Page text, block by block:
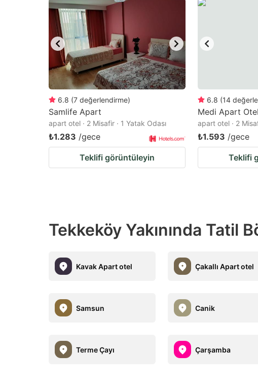
question
mark
key
to
get
the
keyboard
shortcuts
for
changing
dates.
for
dates.
6.8 (7 değerlendirme)
Samlife Apart
apart otel · 2 Misafir · 1 Yatak Odası
₺1.283 /gece
Teklifi görüntüleyin
6.8 (14
Medi Apart
apart otel · 2
₺1.593 /gece
Teklifi
Tekkeköy Yakınında Tatil
Kavak Apart otel Çakallı Apart otel
Samsun Canik
Terme Çayı Çarşamba